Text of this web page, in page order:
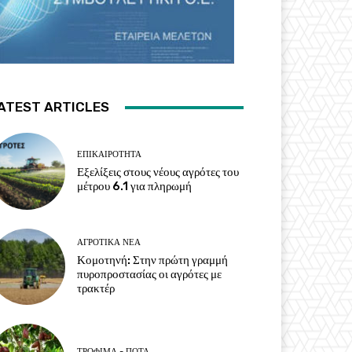
ARTICLES
ΕΠΙΚΑΙΡΌΤΗΤΑ
Εξελίξεις στους νέους αγρότες του
μέτρου 6.1 για πληρωμή
ΑΓΡΟΤΙΚΆ ΝΈΑ
Κομοτηνή: Στην πρώτη γραμμή
πυροπροστασίας οι αγρότες με
τρακτέρ